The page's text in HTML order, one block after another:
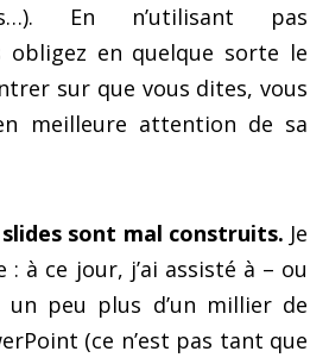
En n’utilisant pas
obligez en quelque sorte le
sur que vous dites, vous
meilleure attention de sa
slides sont mal construits. Je
: à ce jour, j’ai assisté à – ou
peu plus d’un millier de
(ce n’est pas tant que